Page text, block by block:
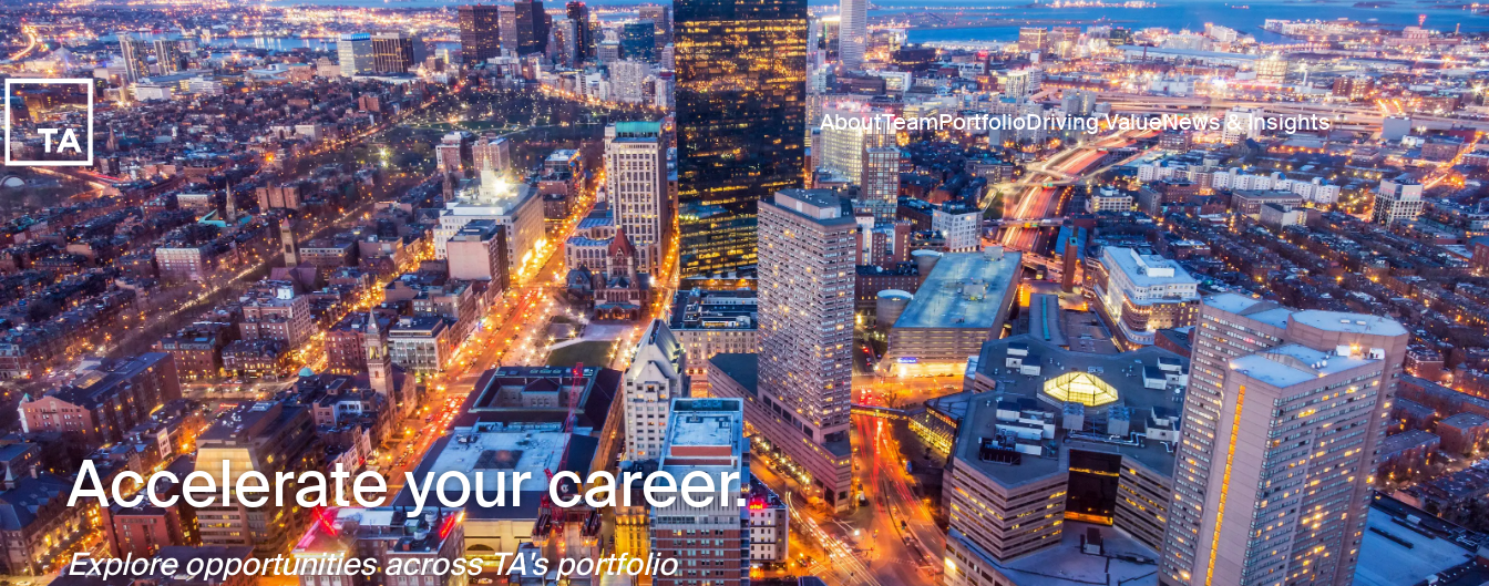
AboutTeamPortfolioDriving ValueNews & Insights
Accelerate your career.
Explore opportunities across TA's portfolio